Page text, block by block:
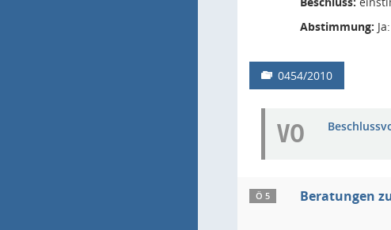
Abstimmung:
0454/2010
VO
Ö 5 Beratungen